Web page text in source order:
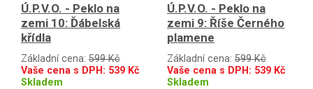
Ú.P.V.O. - Peklo na
zemi 10: Ďábelská
křídla
Základní cena: 599 Kč
Vaše cena s DPH: 539 Kč
Skladem
Ú.P.V.O. - Peklo na
zemi 9: Říše Černého
plamene
Základní cena: 599 Kč
Vaše cena s DPH: 539 Kč
Skladem